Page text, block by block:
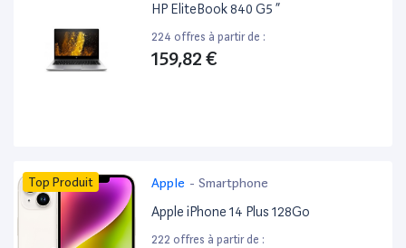
HP EliteBook 840 G5 ”
224 offres à partir de :
159,82 €
Top Produit Apple - Smartphone
Apple iPhone 14 Plus 128Go
222 offres à partir de :